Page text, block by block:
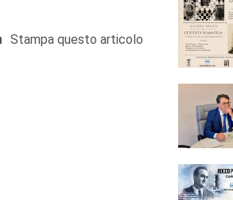
Stampa questo articolo